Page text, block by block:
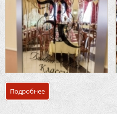
Подробнее о Банкетный зал